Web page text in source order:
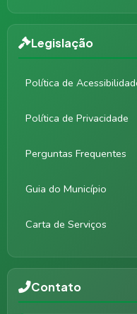
Legislação
Política de
Política de Privacidade
Perguntas Frequentes
Guia do Município
Carta de Serviços
Contato